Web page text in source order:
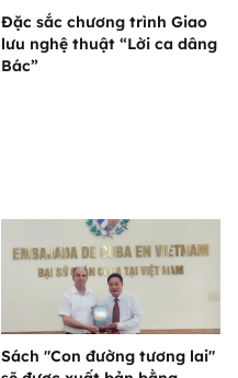
Đặc sắc chương trình Giao
lưu nghệ thuật “Lời ca dâng
Bác”
Sách "Con đường tương lai"